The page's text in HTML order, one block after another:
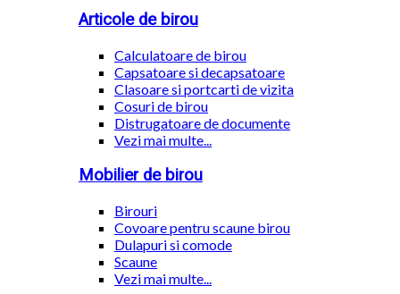
Articole de birou
Calculatoare de birou
Capsatoare si decapsatoare
Clasoare si portcarti de vizita
Cosuri de birou
Distrugatoare de documente
Vezi mai multe...
Mobilier de birou
Birouri
Covoare pentru scaune birou
Dulapuri si comode
Scaune
Vezi mai multe...